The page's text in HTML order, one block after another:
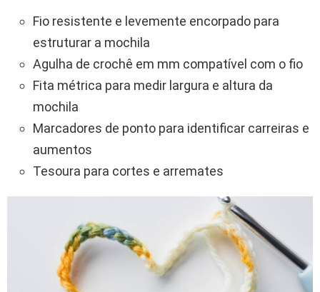
Fio resistente e levemente encorpado para
estruturar a mochila
Agulha de crochê em mm compatível com o fio
Fita métrica para medir largura e altura da
mochila
Marcadores de ponto para identificar carreiras e
aumentos
Tesoura para cortes e arremates